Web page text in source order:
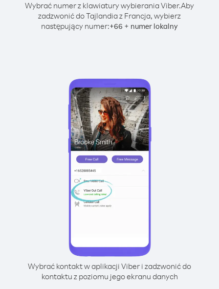
Wybrać numer z klawiatury wybierania Viber.Aby
zadzwonić do Tajlandia z Francja, wybierz
następujący numer:+66 + numer lokalny
Wybrać kontakt w aplikacji Viber i zadzwonić do
kontaktu z poziomu jego ekranu danych